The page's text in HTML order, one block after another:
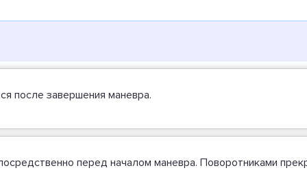
после завершения маневра.
перед началом маневра. Поворотниками